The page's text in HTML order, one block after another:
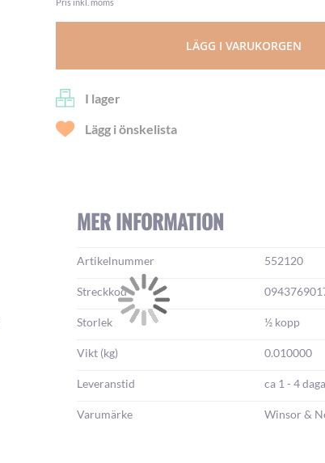
LÄGG I VARUKORGEN
I lager
Lägg i önskelista
MER INFORMATION
Mer
information:
Artikelnummer 552120
Streckkod
Storlek ½ kopp
Vikt (kg) 0.010000
Leveranstid ca 1 - 4
Varumärke Winsor &